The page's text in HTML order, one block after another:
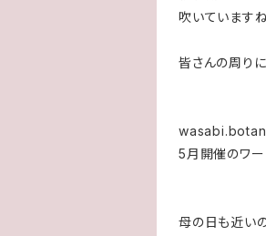
吹いています
皆さんの周り
5月開催のワー
母の日も近い